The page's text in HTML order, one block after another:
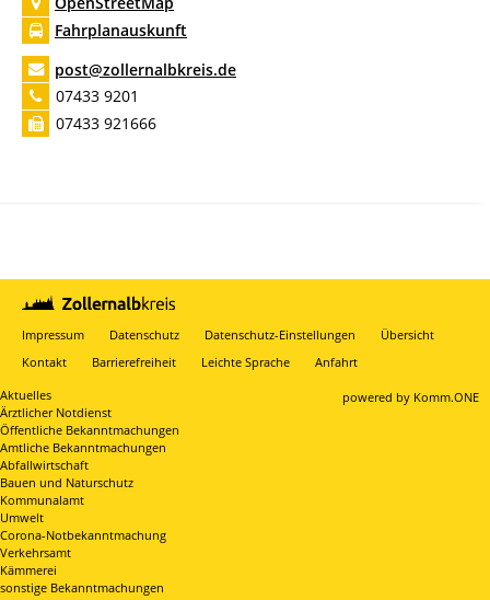
Fahrplanauskunft
post@zollernalbkreis.de
07433 9201
07433 921666
Impressum Datenschutz Datenschutz-Einstellungen
Übersicht
Kontakt
Barrierefreiheit Leichte Sprache Anfahrt
powered by Komm.ONE
Aktuelles
Ärztlicher Notdienst
Öffentliche Bekanntmachungen
Amtliche Bekanntmachungen
Abfallwirtschaft
Bauen und Naturschutz
Kommunalamt
Umwelt
Corona-Notbekanntmachung
Verkehrsamt
Kämmerei
sonstige Bekanntmachungen